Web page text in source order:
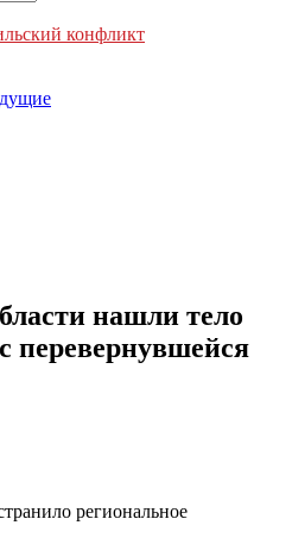
конфликт
нашли тело
перевернувшейся
региональное